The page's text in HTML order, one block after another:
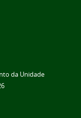
da Unidade